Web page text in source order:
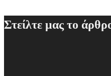
Στείλτε μας το